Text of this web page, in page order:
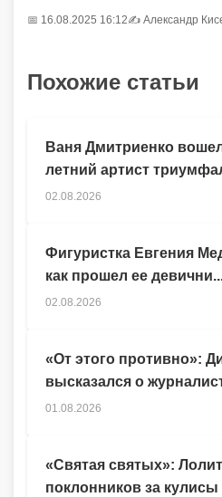
📅 16.08.2025 16:12✍️ Александр
Похожие статьи
Ваня Дмитриенко
летний артист
02.08.2026
Фигуристка Евгения
как прошел ее
02.08.2026
«От этого противно»:
высказался о
01.08.2026
«Святая святых»:
поклонников за кулисы